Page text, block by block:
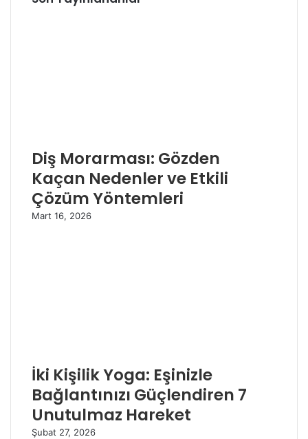
Diş Morarması: Gözden
Kaçan Nedenler ve Etkili
Çözüm Yöntemleri
Mart 16, 2026
İki Kişilik Yoga: Eşinizle
Bağlantınızı Güçlendiren 7
Unutulmaz Hareket
Şubat 27, 2026